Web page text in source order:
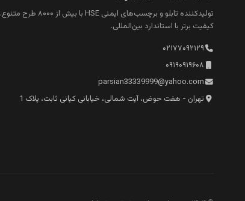
تولیدکننده تابلو و برچسب‌های ایمنی HSE با بیش از ۸۰۰۰ طرح متنوع.
کیفیت برتر با استاندارد بین‌المللی.
۰۲۱۷۷۰۹۲۱۲۹
۰۹۱۹۰۹۱۹۶۰۸
parsian33339999@yahoo.com
تهران - هفت حوض، آیت شمالی، خیابانی کیانی ثابت، پلاک 1